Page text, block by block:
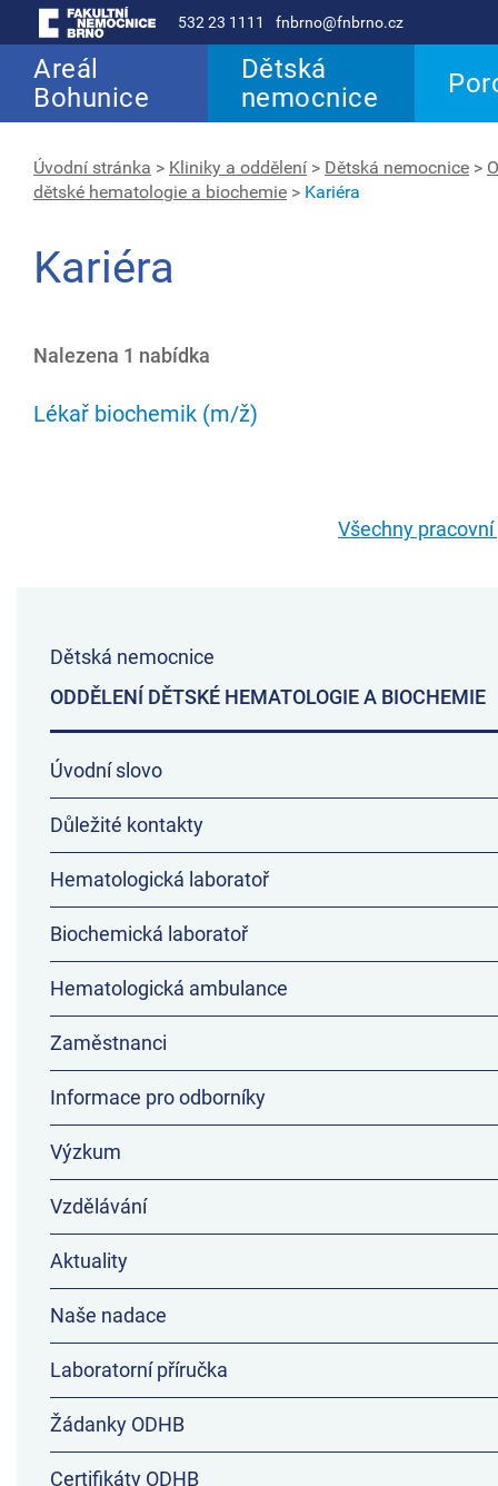
532 23 1111 fnbrno@fnbrno.cz
Areál
Bohunice
Dětská
nemocnice
Úvodní stránka > Kliniky a oddělení > Dětská nemocnice >
dětské hematologie a biochemie > Kariéra
Kariéra
Nalezena 1 nabídka
Lékař biochemik (m/ž)
Všechny
Dětská nemocnice
ODDĚLENÍ DĚTSKÉ HEMATOLOGIE A BIOCHEMIE
Úvodní slovo
Důležité kontakty
Hematologická laboratoř
Biochemická laboratoř
Hematologická ambulance
Zaměstnanci
Informace pro odborníky
Výzkum
Vzdělávání
Aktuality
Naše nadace
Laboratorní příručka
Žádanky ODHB
Certifikáty ODHB